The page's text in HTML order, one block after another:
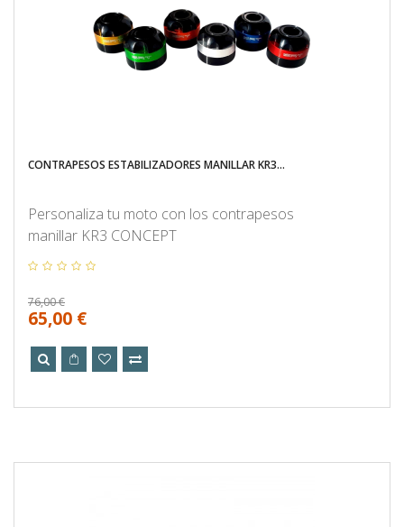
CONTRAPESOS ESTABILIZADORES MANILLAR KR3...
Personaliza tu moto con los contrapesos
manillar KR3 CONCEPT
76,00 €
65,00 €